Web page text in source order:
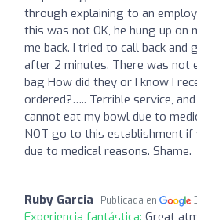
through explaining to an
this was not OK, he hung up on
me back. I tried to call back
after 2 minutes. There was not
bag How did they or I know I
ordered?….. Terrible service,
cannot eat my bowl due to
NOT go to this establishment if
due to medical reasons. Shame.
Ruby Garcia Publicada en
Experiencia fantástica: Great